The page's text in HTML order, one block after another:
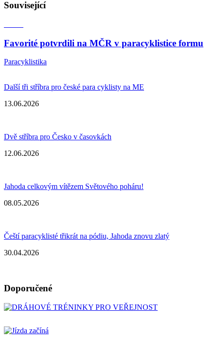
Související
Favorité potvrdili na MČR v paracyklistice formu
Paracyklistika
Další tři stříbra pro české para cyklisty na ME
13.06.2026
Dvě stříbra pro Česko v časovkách
12.06.2026
Jahoda celkovým vítězem Světového poháru!
08.05.2026
Čeští paracyklisté třikrát na pódiu, Jahoda znovu zlatý
30.04.2026
Doporučené